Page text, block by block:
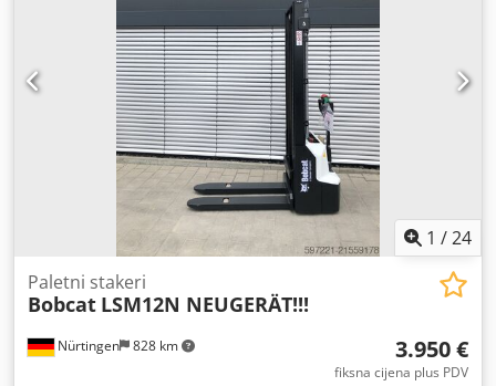
1 /24
Nürtingen 828 km
Paletni stakeri
Bobcat LSM12N NEUGERÄT!!!
3.950 €
fiksna cijena plus PDV